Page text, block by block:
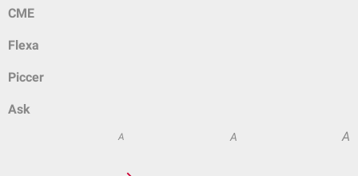
CME
Flexa
Piccer
Ask
A A A